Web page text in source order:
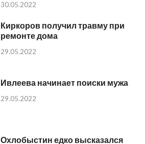
30.05.2022
Киркоров получил травму при
ремонте дома
29.05.2022
Ивлеева начинает поиски мужа
29.05.2022
Охлобыстин едко высказался